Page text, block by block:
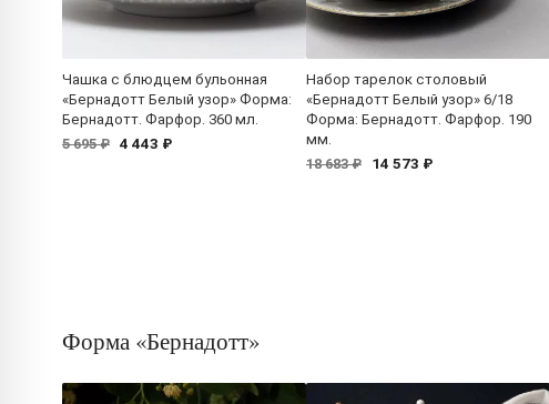
Чашка с блюдцем бульонная
«Бернадотт Белый узор» Форма:
Бернадотт. Фарфор. 360 мл.
5 695 ₽ 4 443 ₽
Набор тарелок столовый
«Бернадотт Белый узор» 6/18
Форма: Бернадотт. Фарфор. 190
мм.
18 683 ₽
14 573 ₽
Форма «Бернадотт»